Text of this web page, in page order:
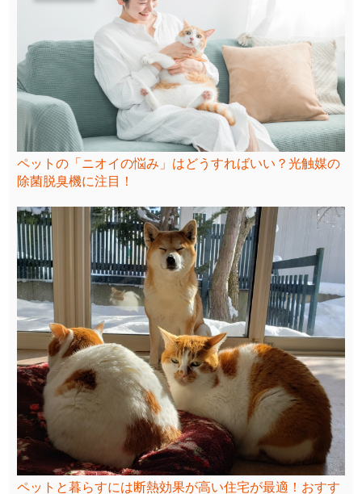
ペットの「ニオイの悩み」はどうすればいい？光触媒の
除菌脱臭機に注目！
ペットと暮らすには断熱効果が高い住宅が最適！おすす